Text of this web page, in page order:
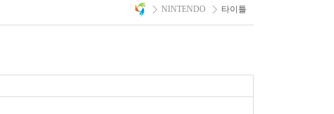
NINTENDO 타이틀